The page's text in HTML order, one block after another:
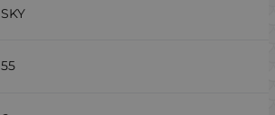
SKY
55